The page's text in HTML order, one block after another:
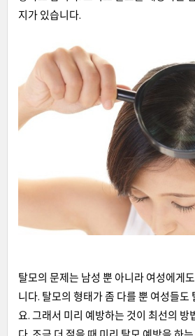
지가 있습니다.
탈모의 문제는 남성 뿐 아니라 여성에게
니다. 탈모의 형태가 좀 다를 뿐 여성들도
요. 그래서 미리 예방하는 것이 최선의 방